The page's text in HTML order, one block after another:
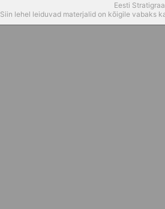
Eesti
Siin lehel leiduvad materjalid on kõigile vabaks